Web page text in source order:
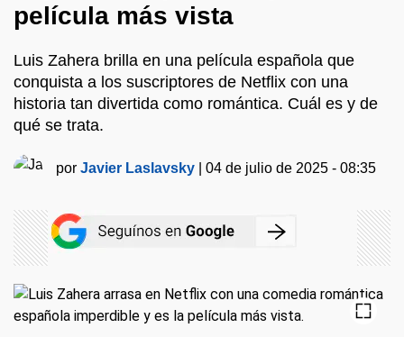
película más vista
Luis Zahera brilla en una película española que
conquista a los suscriptores de Netflix con una
historia tan divertida como romántica. Cuál es y de
qué se trata.
porJavier Laslavsky |04 de julio de 2025 - 08:35